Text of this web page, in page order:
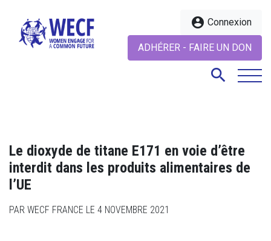
account_circle Connexion
ADHÉRER - FAIRE UN DON
search
search
Le dioxyde de titane E171 en voie d’être
interdit dans les produits alimentaires de
l’UE
PAR WECF FRANCE LE 4 NOVEMBRE 2021